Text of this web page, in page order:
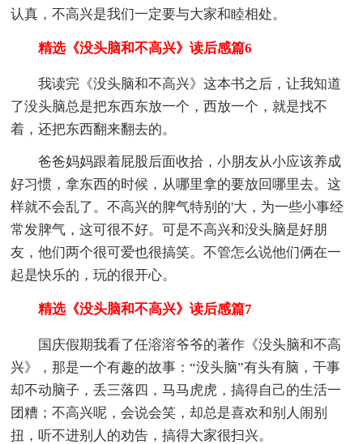
认真，不高兴是我们一定要与大家和睦相处。
精选《没头脑和不高兴》读后感篇6
我读完《没头脑和不高兴》这本书之后，让我知道
了没头脑总是把东西东放一个，西放一个，就是找不
着，还把东西翻来翻去的。
爸爸妈妈跟着屁股后面收拾，小朋友从小应该养成
好习惯，拿东西的时候，从哪里拿的要放回哪里去。这
样就不会乱了。不高兴的脾气特别的'大，为一些小事经
常发脾气，这可很不好。可是不高兴和没头脑是好朋
友，他们两个很可爱也很搞笑。不管怎么说他们俩在一
起是快乐的，玩的很开心。
精选《没头脑和不高兴》读后感篇7
国庆假期我看了任溶溶爷爷的著作《没头脑和不高
兴》，那是一个有趣的故事：“没头脑”有头有脑，干事
却不动脑子，丢三落四，马马虎虎，搞得自己的生活一
团糟；不高兴呢，会说会笑，却总是喜欢和别人闹别
扭，听不进别人的劝告，搞得大家很扫兴。